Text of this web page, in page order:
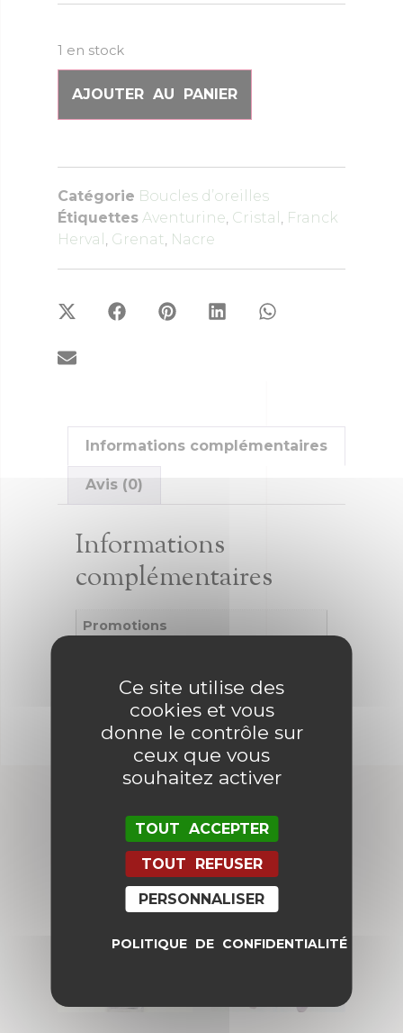
1 en stock
AJOUTER AU PANIER
Catégorie Boucles d’oreilles
Étiquettes Aventurine, Cristal , Franck
Herval , Grenat, Nacre
Informations complémentaires
Avis (0)
Informations
complémentaires
Promotions
Produits similaires
Promo ! Promo !
Ce site utilise des
cookies et vous
donne le contrôle sur
ceux que vous
souhaitez activer
TOUT ACCEPTER
TOUT REFUSER
PERSONNALISER
POLITIQUE DE CONFIDENTIALITÉ